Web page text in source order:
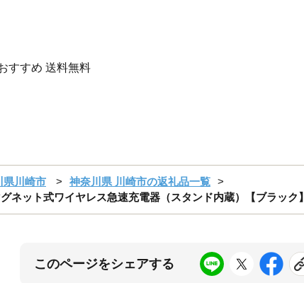
すすめ 送料無料
県川崎市
神奈川県 川崎市の返礼品一覧
ネット式ワイヤレス急速充電器（スタンド内蔵）【ブラック】
このページをシェアする